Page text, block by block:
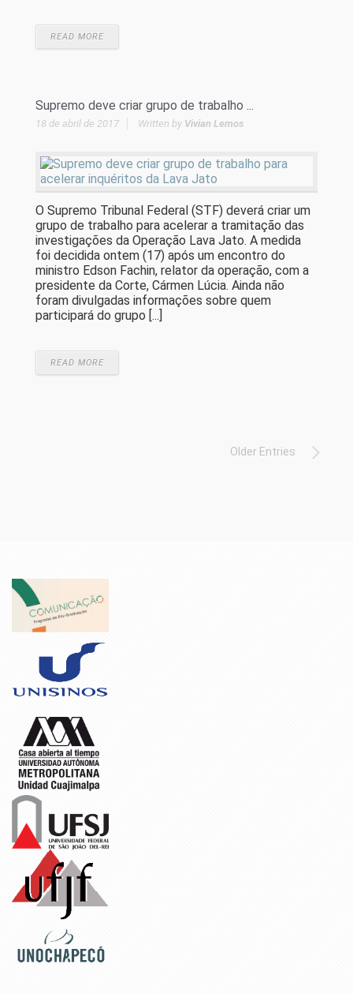
READ MORE
Supremo deve criar grupo de trabalho ...
18 de abril de 2017 Written by Vivian Lemos
O Supremo Tribunal Federal (STF) deverá criar um
grupo de trabalho para acelerar a tramitação das
investigações da Operação Lava Jato. A medida
foi decidida ontem (17) após um encontro do
ministro Edson Fachin, relator da operação, com a
presidente da Corte, Cármen Lúcia. Ainda não
foram divulgadas informações sobre quem
participará do grupo [...]
READ MORE
Older Entries